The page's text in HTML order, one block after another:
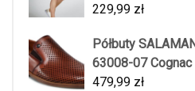
229,99 zł
Półbuty
63008-07 Cognac
479,99 zł